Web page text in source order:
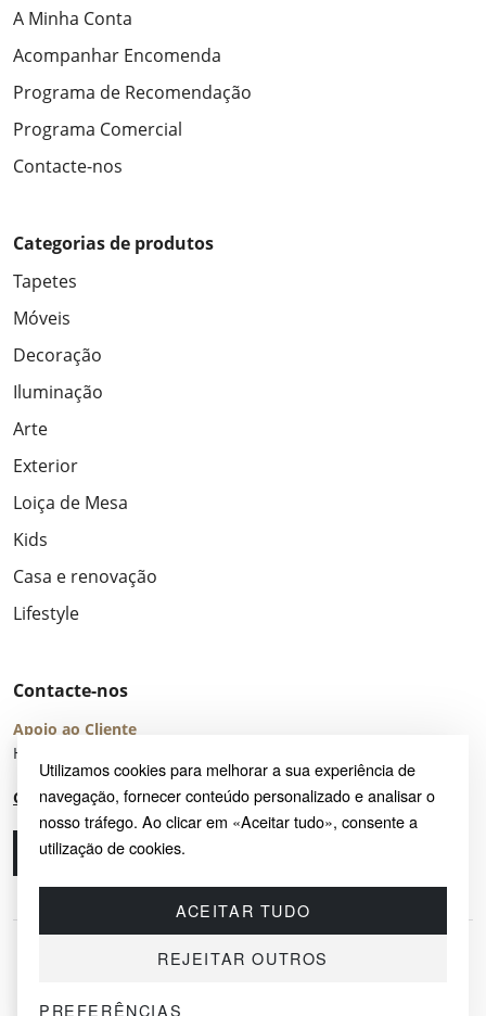
Utilizamos cookies para melhorar a sua experiência de
navegação, fornecer conteúdo personalizado e analisar o
nosso tráfego. Ao clicar em «Aceitar tudo», consente a
utilização de cookies.
ACEITAR TUDO
REJEITAR OUTROS
PREFERÊNCIAS
A Minha Conta
Acompanhar Encomenda
Programa de Recomendação
Programa Comercial
Contacte-nos
Categorias de produtos
Tapetes
Móveis
Decoração
Iluminação
Arte
Exterior
Loiça de Mesa
Kids
Casa e renovação
Lifestyle
Contacte-nos
Apoio ao Cliente
Horário de Atendimento: seg – sex 8:00 – 16:00 (UTC+2)
Centro de Ajuda
Ligue-nos
© 2026 SAYRUG OÜ · KESKLINNA LINNAOSA, AHTRI TN 12, 10151, TALLINN,